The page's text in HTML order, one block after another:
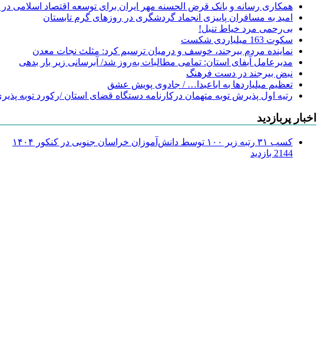
همکاری رسانه و بانک قرض الحسنه مهر ایران برای توسعه اقتصاد اسلامی
امید به مسافران پاییزی انجماد گردشگری در روزهای گرم تابستان
‌بی‌رحمی مرد خیاط تنبل!
سکوت 163 میلیاردی شکست
نماینده مردم بیرجند، خوسف و درمیان ترسیم کرد: مثلث نجات معدن
مدیرعامل آبفای استان: تمامی مطالبات به‌روز شد/ آبرسانی زیر بار بدهی
نبض بیرجند در دست فرهنگ
تعظیم میلیاردها به اباعبدا… / جادوی پویش عشق
رتیه اول پذیرش توبه متهمان درکارنامه دستگاه قضای استان /رکورد توبه
اخبار پربازدید
کسب ۳۱ رتبه زیر ۱۰۰ توسط دانش‌آموزان خراسان جنوبی در کنکور ۱۴۰۴
2144 بازدید